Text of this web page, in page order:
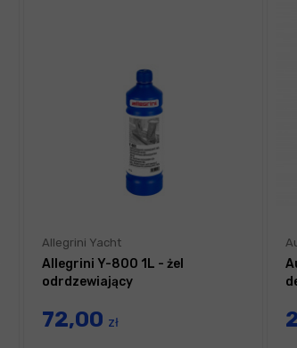
Allegrini Yacht
Allegrini Y-800 1L - żel
odrdzewiający
72,00 zł